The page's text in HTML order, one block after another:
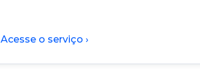
Acesse o serviço ›